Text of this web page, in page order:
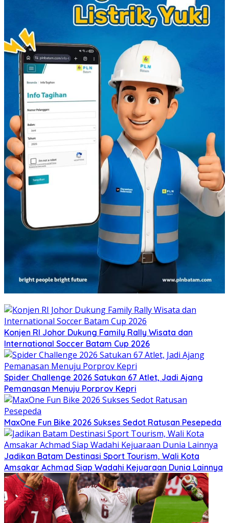
Konjen RI Johor Dukung Family Rally Wisata dan
International Soccer Batam Cup 2026
Spider Challenge 2026 Satukan 67 Atlet, Jadi Ajang
Pemanasan Menuju Porprov Kepri
MaxOne Fun Bike 2026 Sukses Sedot Ratusan Pesepeda
Jadikan Batam Destinasi Sport Tourism, Wali Kota
Amsakar Achmad Siap Wadahi Kejuaraan Dunia Lainnya